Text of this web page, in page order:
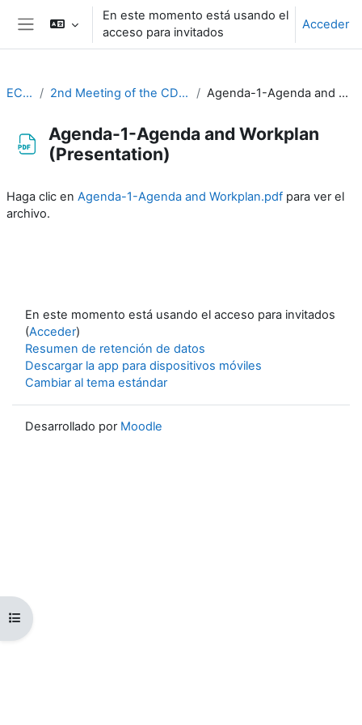
Salta al contenido principal
Panel lateral
En este momento está usando el
acceso para invitados
Acceder
Abrir índice del curso
EC-CDP 2nd Meeting of the CDP (3-4 February 2021) Agenda-1-Agenda and Workplan (Presentation)
Agenda-1-Agenda and Workplan
(Presentation)
Haga clic en Agenda-1-Agenda and Workplan.pdf para ver el
archivo.
En este momento está usando el acceso para invitados
(Acceder)
Resumen de retención de datos
Descargar la app para dispositivos móviles
Cambiar al tema estándar
Desarrollado por Moodle